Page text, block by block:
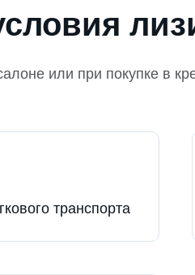
или при покупке в
транспорта